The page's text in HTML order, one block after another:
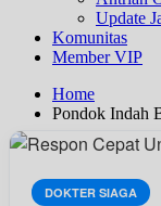
Update
Komunitas
Member VIP
Home
Pondok Indah
DOKTER SIAGA